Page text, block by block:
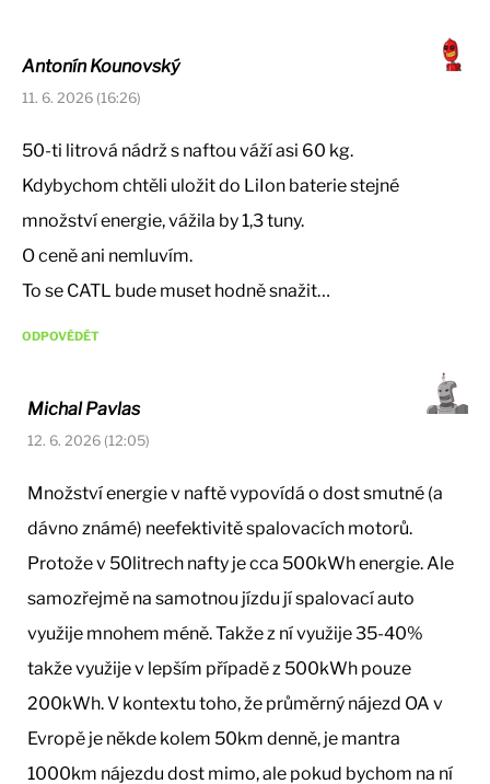
Antonín Kounovský
11. 6. 2026 (16:26)
50-ti litrová nádrž s naftou váží asi 60 kg.
Kdybychom chtěli uložit do LiIon baterie stejné
množství energie, vážila by 1,3 tuny.
O ceně ani nemluvím.
To se CATL bude muset hodně snažit…
ODPOVĚDĚT
Michal Pavlas
12. 6. 2026 (12:05)
Množství energie v naftě vypovídá o dost smutné (a
dávno známé) neefektivitě spalovacích motorů.
Protože v 50litrech nafty je cca 500kWh energie. Ale
samozřejmě na samotnou jízdu jí spalovací auto
využije mnohem méně. Takže z ní využije 35-40%
takže využije v lepším případě z 500kWh pouze
200kWh. V kontextu toho, že průměrný nájezd OA v
Evropě je někde kolem 50km denně, je mantra
1000km nájezdu dost mimo, ale pokud bychom na ní